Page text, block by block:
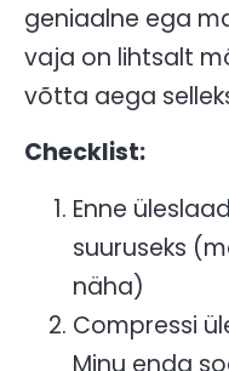
geniaalne ega
vaja on lihtsalt
võtta aega
Checklist:
Enne
suuruseks
näha)
Compressi
Minu enda